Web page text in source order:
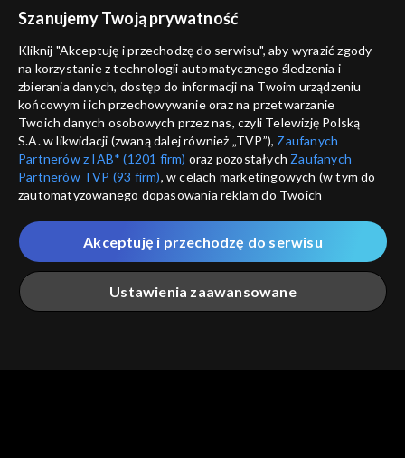
ANULUJ
informacje o dostawcy usług
Szanujemy Twoją prywatność
Kliknij "Akceptuję i przechodzę do serwisu", aby wyrazić zgody
na korzystanie z technologii automatycznego śledzenia i
zbierania danych, dostęp do informacji na Twoim urządzeniu
końcowym i ich przechowywanie oraz na przetwarzanie
Twoich danych osobowych przez nas, czyli Telewizję Polską
S.A. w likwidacji (zwaną dalej również „TVP”), Zaufanych
Partnerów z IAB* (1201 firm) oraz pozostałych Zaufanych
Partnerów TVP (93 firm), w celach marketingowych (w tym do
zautomatyzowanego dopasowania reklam do Twoich
które wskazujemy poniżej, a także zgody na udostępnianie
przez nas identyfikatora PPID do Google.
Twoje dane osobowe zbierane podczas odwiedzania przez
Ciebie naszych
poszczególnych serwisówzwanych dalej
„Portalem”, w tym informacje zapisywane za pomocą
Ustawienia zaawansowane
Akceptuję i przechodzę do serwisu